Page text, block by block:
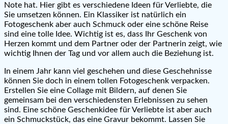
Note hat. Hier gibt es verschiedene Ideen für Verliebte, die
Sie umsetzen können. Ein Klassiker ist natürlich ein
Fotogeschenk aber auch Schmuck oder eine schöne Reise
sind eine tolle Idee. Wichtig ist es, dass Ihr Geschenk von
Herzen kommt und dem Partner oder der Partnerin zeigt, wie
wichtig Ihnen der Tag und vor allem auch die Beziehung ist.
In einem Jahr kann viel geschehen und diese Geschehnisse
können Sie doch in einem tollen Fotogeschenk verpacken.
Erstellen Sie eine Collage mit Bildern, auf denen Sie
gemeinsam bei den verschiedensten Erlebnissen zu sehen
sind. Eine schöne Geschenkidee für Verliebte ist aber auch
ein Schmuckstück, das eine Gravur bekommt. Lassen Sie